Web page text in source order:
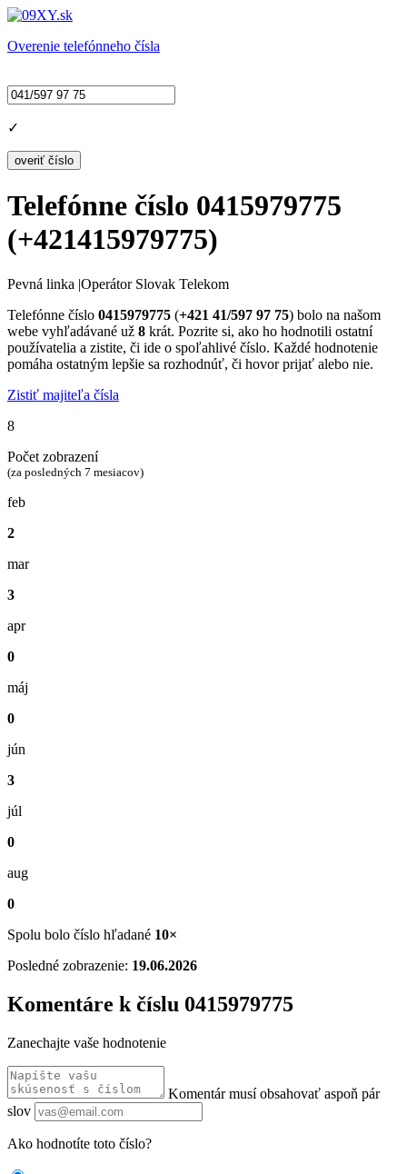
Overenie telefónneho čísla
✓
Telefónne číslo 0415979775
(+421415979775)
Pevná linka |Operátor Slovak Telekom
Telefónne číslo 0415979775 (+421 41/597 97 75) bolo na našom
webe vyhľadávané už 8 krát. Pozrite si, ako ho hodnotili ostatní
používatelia a zistite, či ide o spoľahlivé číslo. Každé hodnotenie
pomáha ostatným lepšie sa rozhodnúť, či hovor prijať alebo nie.
Zistiť majiteľa čísla
8
Počet zobrazení
(za posledných 7 mesiacov)
feb
2
mar
3
apr
0
máj
0
jún
3
júl
0
aug
0
Spolu bolo číslo hľadané 10×
Posledné zobrazenie: 19.06.2026
Komentáre k číslu 0415979775
Zanechajte vaše hodnotenie
Komentár musí obsahovať aspoň pár
slov
Ako hodnotíte toto číslo?